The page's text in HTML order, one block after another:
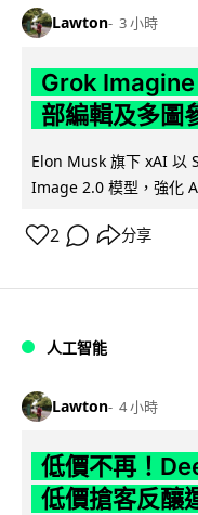
Lawton 3 小時
Grok Imagine
部編輯及多圖
Elon Musk 旗下 xAI 以
Image 2.0 模型，強化
2 分享
人工智能
Lawton 4 小時
低價不再！
低價搶客反釀